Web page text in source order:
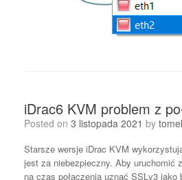
iDrac6 KVM problem z
Posted on 3 listopada 2021 by
Starsze wersje iDrac KVM
jest za niebezpieczny. Aby uruchomić
na czas połączenia uznać SSLv3 jako